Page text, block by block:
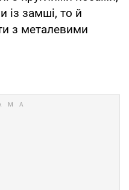
із замші, то й
з металевими